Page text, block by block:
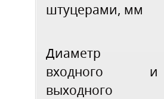
штуцерами, мм
Диаметр
входного и
выходного